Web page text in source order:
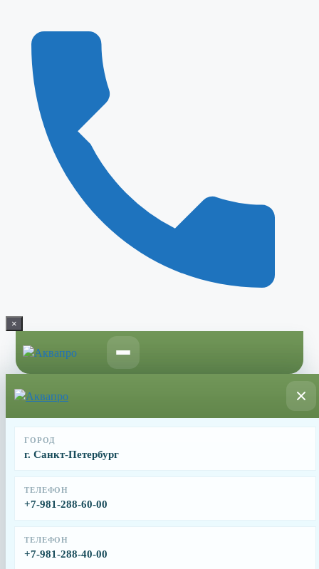
×
содержимому
ГОРОД
г. Санкт-Петербург
ТЕЛЕФОН
+7-981-288-60-00
ТЕЛЕФОН
+7-981-288-40-00
установок/ Коллектор фильтра Hayward S0360SXE
Коллектор фильтра Hayward S0360SXE
16385₽
Имя
Телефон
Заявка